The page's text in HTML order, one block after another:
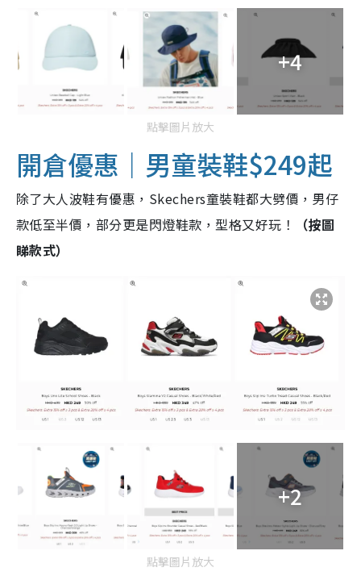
+4
點擊圖片放大
開倉優惠｜男童裝鞋$249起
除了大人波鞋有優惠，Skechers童裝鞋都大劈價，男仔
款低至半價，部分更是閃燈鞋款，型格又好玩！
（按圖
睇款式）
+2
點擊圖片放大